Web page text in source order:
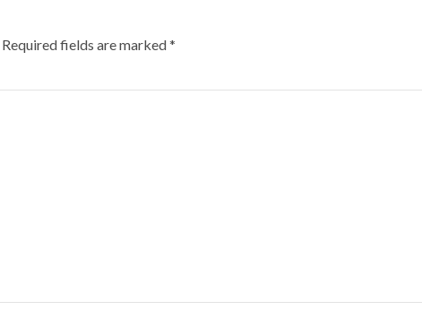
Required fields are marked*